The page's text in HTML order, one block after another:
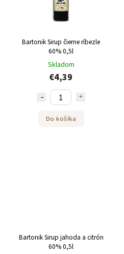
Bartonik Sirup čierne ríbezle
60% 0,5l
Skladom
€4,39
Do košíka
Bartonik Sirup jahoda a citrón
60% 0,5l